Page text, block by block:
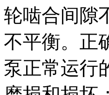
轮啮合间隙
不平衡。正
泵正常运行